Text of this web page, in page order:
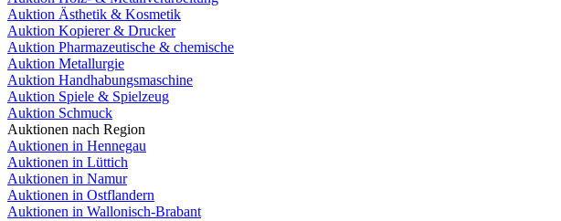
Auktion Ästhetik & Kosmetik
Auktion Kopierer & Drucker
Auktion Pharmazeutische & chemische
Auktion Metallurgie
Auktion Handhabungsmaschine
Auktion Spiele & Spielzeug
Auktion Schmuck
Auktionen nach Region
Auktionen in Hennegau
Auktionen in Lüttich
Auktionen in Namur
Auktionen in Ostflandern
Auktionen in Wallonisch-Brabant